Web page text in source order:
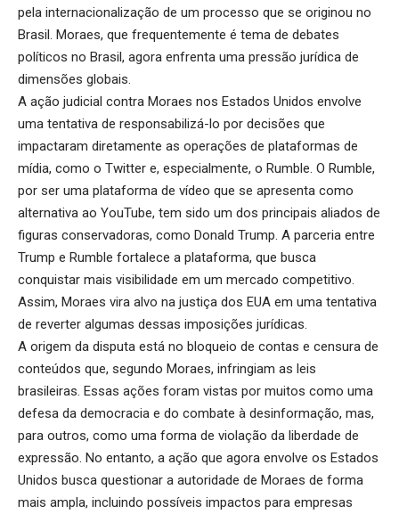
pela internacionalização de um processo que se originou no
Brasil. Moraes, que frequentemente é tema de debates
políticos no Brasil, agora enfrenta uma pressão jurídica de
dimensões globais.
A ação judicial contra Moraes nos Estados Unidos envolve
uma tentativa de responsabilizá-lo por decisões que
impactaram diretamente as operações de plataformas de
mídia, como o Twitter e, especialmente, o Rumble. O Rumble,
por ser uma plataforma de vídeo que se apresenta como
alternativa ao YouTube, tem sido um dos principais aliados de
figuras conservadoras, como Donald Trump. A parceria entre
Trump e Rumble fortalece a plataforma, que busca
conquistar mais visibilidade em um mercado competitivo.
Assim, Moraes vira alvo na justiça dos EUA em uma tentativa
de reverter algumas dessas imposições jurídicas.
A origem da disputa está no bloqueio de contas e censura de
conteúdos que, segundo Moraes, infringiam as leis
brasileiras. Essas ações foram vistas por muitos como uma
defesa da democracia e do combate à desinformação, mas,
para outros, como uma forma de violação da liberdade de
expressão. No entanto, a ação que agora envolve os Estados
Unidos busca questionar a autoridade de Moraes de forma
mais ampla, incluindo possíveis impactos para empresas